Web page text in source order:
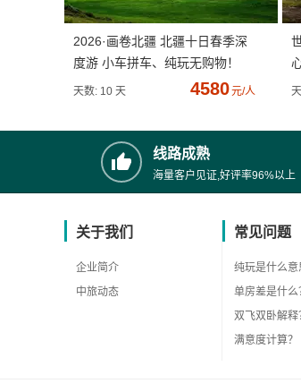
2026·画卷北疆 北疆十日春季深
度游 小车拼车、纯玩无购物！
天数: 10 天 4580元/人
线路成熟
海量客户见证,好评率96%以上
关于我们
企业简介
中旅动态
常见问题
纯玩是什么意
单房差是什么
双飞双卧解释
满意度计算？